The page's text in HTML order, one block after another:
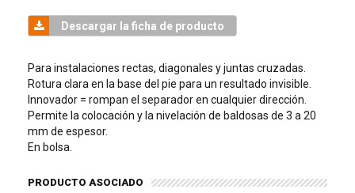
Descargar la ficha de producto
Para instalaciones rectas, diagonales y juntas cruzadas.
Rotura clara en la base del pie para un resultado invisible.
Innovador = rompan el separador en cualquier dirección.
Permite la colocación y la nivelación de baldosas de 3 a 20
mm de espesor.
En bolsa.
PRODUCTO ASOCIADO